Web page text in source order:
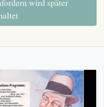
wird später